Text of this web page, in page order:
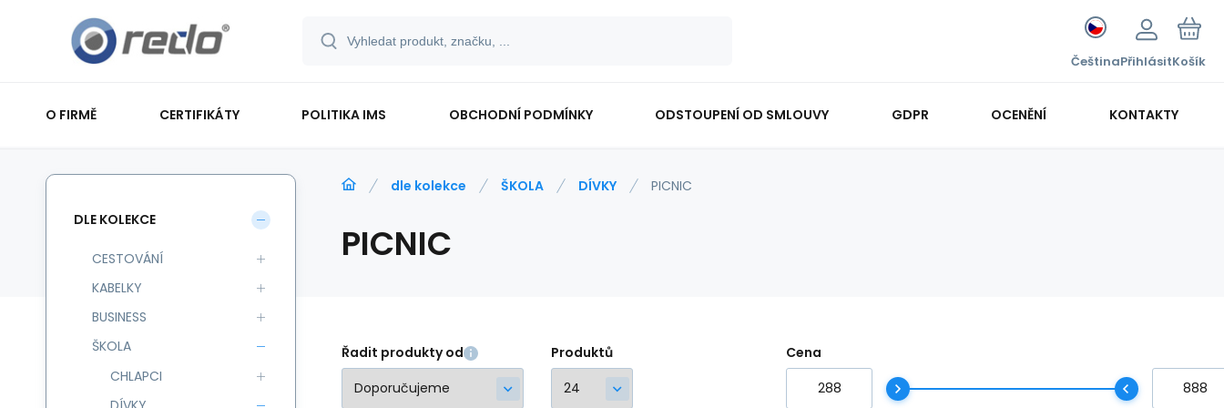
ČeštinaPřihlásitKošík
O FIRMĚ CERTIFIKÁTY POLITIKA IMS OBCHODNÍ PODMÍNKY ODSTOUPENÍ OD SMLOUVY GDPR OCENĚNÍ KONTAKTY
dle kolekce ŠKOLA DÍVKY PICNIC
PICNIC
Řadit produkty od Produktů Cena
DLE KOLEKCE
CESTOVÁNÍ
KABELKY
BUSINESS
ŠKOLA
CHLAPCI